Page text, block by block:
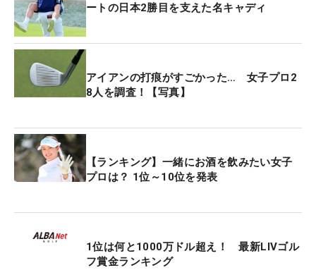
ートの日本2勝目を支えた名キャディ
アイアンの打痕がすごかった… 女子プロ2
8人を調査！【写真】
【ランキング】一緒にお酒を飲みたい女子
プロは？ 1位～10位を発表
1位は何と1000万ドル超え！ 最新LIVゴル
フ賞金ランキング